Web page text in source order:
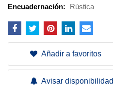
Encuadernación:
Rústica
Añadir a favoritos
Avisar disponibilidad